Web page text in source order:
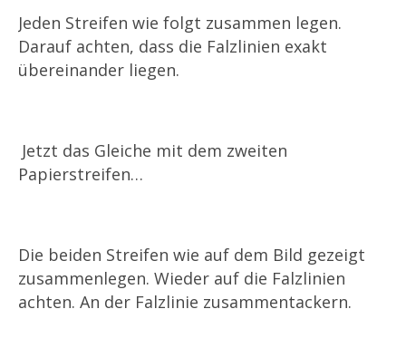
Jeden Streifen wie folgt zusammen legen.
Darauf achten, dass die Falzlinien exakt
übereinander liegen.
Jetzt das Gleiche mit dem zweiten
Papierstreifen…
Die beiden Streifen wie auf dem Bild gezeigt
zusammenlegen. Wieder auf die Falzlinien
achten. An der Falzlinie zusammentackern.